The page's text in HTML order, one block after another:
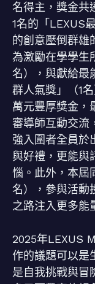
名得主，獎金共
1名的「LEXUS
的創意壓倒群雄
為激勵在學學生
名），與獻給最
群人氣獎」（1
萬元豐厚獎金，
審導師互動交流
強入圍者全員於
與好禮，更能與
惱。此外，本屆
名），參與活動
之路注入更多能
2025年LEXUS
作的議題可以是
是自我挑戰與冒